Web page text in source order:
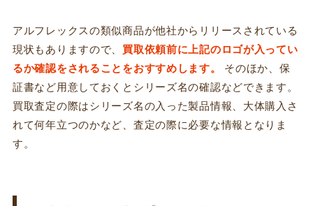
アルフレックスの類似商品が他社からリリースされている
現状もありますので、 買取依頼前に上記のロゴが入ってい
るか確認をされることをおすすめします。
そのほか、保
証書など用意しておくとシリーズ名の確認などできます。
買取査定の際はシリーズ名の入った製品情報、大体購入さ
れて何年立つのかなど、査定の際に必要な情報となりま
す。